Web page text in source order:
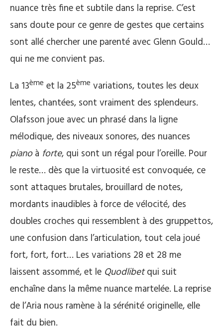
nuance très fine et subtile dans la reprise. C’est
sans doute pour ce genre de gestes que certains
sont allé chercher une parenté avec Glenn Gould…
qui ne me convient pas.
La 13ème et la 25ème variations, toutes les deux
lentes, chantées, sont vraiment des splendeurs.
Olafsson joue avec un phrasé dans la ligne
mélodique, des niveaux sonores, des nuances
pianoà forte, qui sont un régal pour l’oreille. Pour
le reste… dès que la virtuosité est convoquée, ce
sont attaques brutales, brouillard de notes,
mordants inaudibles à force de vélocité, des
doubles croches qui ressemblent à des gruppettos,
une confusion dans l’articulation, tout cela joué
fort, fort, fort… Les variations 28 et 28 me
laissent assommé, et le Quodlibetqui suit
enchaîne dans la même nuance martelée. La reprise
de l’Aria nous ramène à la sérénité originelle, elle
fait du bien.